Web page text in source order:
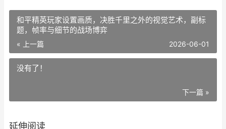
和平精英玩家设置画质，决胜千里之外的视觉艺术，副标
题，帧率与细节的战场博弈
« 上一篇 2026-06-01
没有了！
下一篇 »
延伸阅读